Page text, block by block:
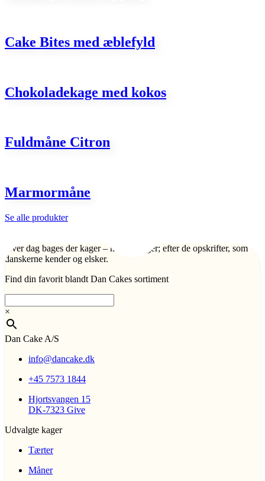
Cake Bites med æblefyld
Chokoladekage med kokos
Fuldmåne Citron
Marmormåne
Se alle produkter
Hver dag bages der kager – mange kager; efter de opskrifter, som
danskerne kender og elsker.
Find din favorit blandt Dan Cakes sortiment
×
Dan Cake A/S
info@dancake.dk
+45 7573 1844
Hjortsvangen 15
DK-7323 Give
Udvalgte kager
Tærter
Måner